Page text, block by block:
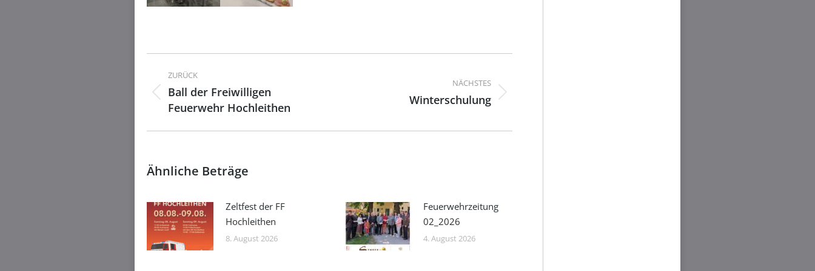
Kommentarnavigation
ZURÜCK
Vorheriger
Beitrag:
Ball der Freiwilligen
Feuerwehr Hochleithen
NÄCHSTES
Winterschulung
Ähnliche Beträge
Zeltfest der FF
Hochleithen
8. August 2026
Feuerwehrzeitung
02_2026
4. August 2026